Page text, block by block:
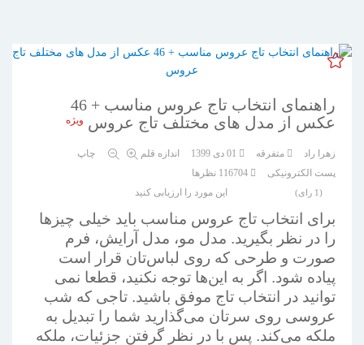
راهنمای انتخاب تاج عروس مناسب + 46
عکس از مدل های مختلف تاج عروس ویژه
زهرا راد متفرقه اندازه قلم
چاپ
پست الکترونیکی
116704 نظرها
این مورد را ارزیابی کنید
(1 رای)
برای انتخاب تاج عروس مناسب باید خیلی چیزها
را در نظر بگیرید. مدل مو، مدل آرایش، فرم
صورت و طرحی که روی لباس‌تان قرار است
پیاده شود. اگر به این‌ها توجه نکنید، قطعا نمی
توانید در انتخاب تاج موفق باشید. تاجی که شب
عروسی روی سرتان می‌گذارید شما را تبدیل به
ملکه می‌کند. پس با در نظر گرفتن جزئیات، ملکه‌